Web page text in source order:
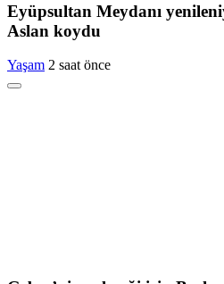
Eyüpsultan Meydanı
Aslan koydu
Yaşam 2 saat önce